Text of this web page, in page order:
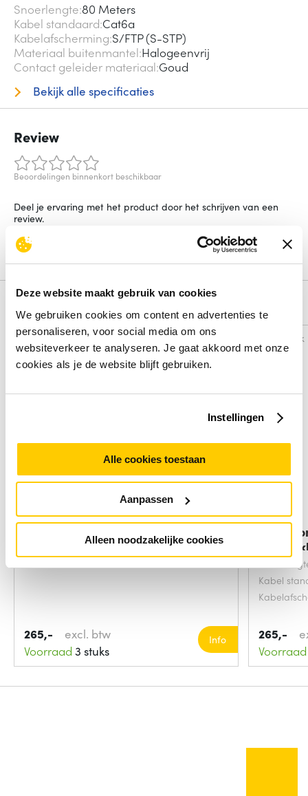
Deze website maakt gebruik van cookies
We gebruiken cookies om content en advertenties te
personaliseren, voor social media om ons
websiteverkeer te analyseren. Je gaat akkoord met onze
cookies als je de website blijft gebruiken.
Instellingen
Alle cookies toestaan
Aanpassen
Alleen noodzakelijke cookies
Snoerlengte 80 Meters
Kabel standaard Cat6a
Kabelafscherming S/FTP (S-STP)
Materiaal buitenmantel Halogeenvrij
Contact geleider materiaal Goud
Bekijk alle specificaties
Review
Beoordelingen binnenkort beschikbaar
Deel je ervaring met het product door het schrijven van een
review.
Schrijf een review
Alternatieven
Vergelijk
netwerkkabel
265,-
excl. btw
Voorraad 3 stuks
Info
Vergelijk
Kabel
265,-
Voorraad